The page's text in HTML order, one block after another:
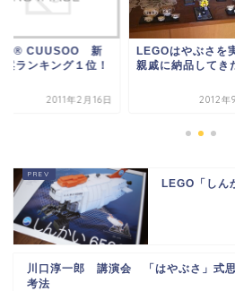
CUUSOO 新
案ランキング１位！
2011年2月16日
LEGOはやぶさを
親戚に納品してき
2012年
LEGO「しん
川口淳一郎 講演会 「はやぶさ」式思
考法